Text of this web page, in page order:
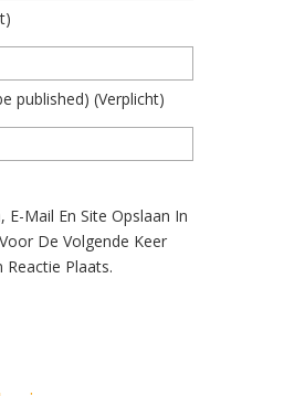
published) (verplicht)
E-Mail En Site Opslaan In
De Volgende Keer
Reactie Plaats.